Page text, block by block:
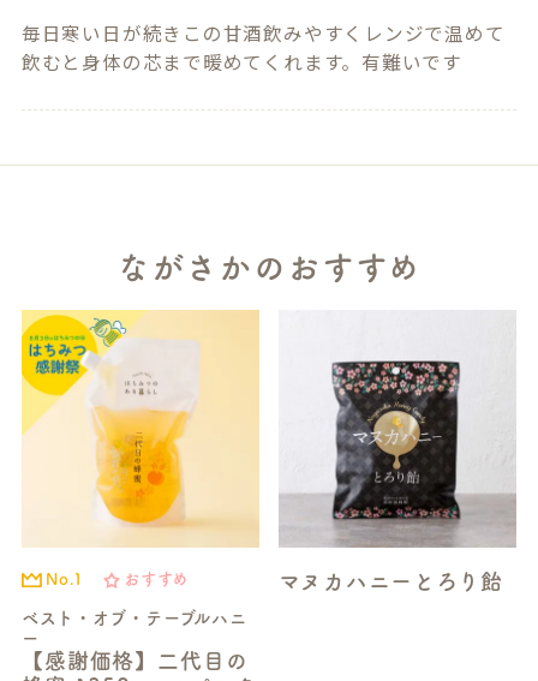
毎日寒い日が続きこの甘酒飲みやすくレンジで温めて
飲むと身体の芯まで暖めてくれます。有難いです
ながさかのおすすめ
No.1 おすすめ
ベスト・オブ・テーブルハニ
ー
【感謝価格】二代目の
マヌカハニーとろり飴